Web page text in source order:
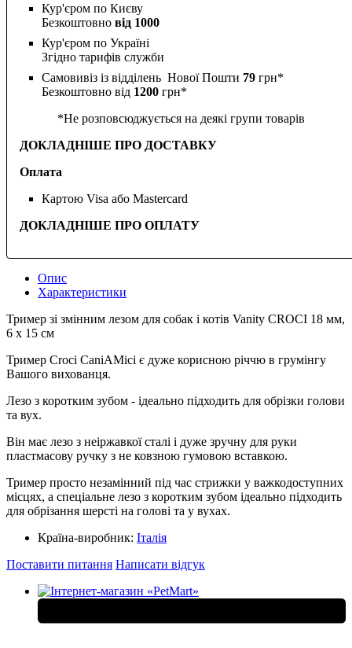
Кур'єром по Києву
Безкоштовно від 1000
Кур'єром по Україні
Згідно тарифів служби
Самовивіз із відділень Нової Пошти 79 грн*
Безкоштовно від 1200 грн*
*Не розповсюджується на деякі групи товарів
ДОКЛАДНІШЕ ПРО ДОСТАВКУ
Оплата
Картою Visa або Mastercard
ДОКЛАДНІШЕ ПРО ОПЛАТУ
Опис
Характеристики
Тример зі змінним лезом для собак і котів Vanity CROCI 18 мм,
6 х 15 см
Тример Croci CaniAMici є дуже корисною річчю в грумінгу
Вашого вихованця.
Лезо з коротким зубом - ідеально підходить для обрізки голови
та вух.
Він має лезо з неіржавкої сталі і дуже зручну для руки
пластмасову ручку з не ковзною гумовою вставкою.
Тример просто незамінний під час стрижки у важкодоступних
місцях, а спеціальне лезо з коротким зубом ідеально підходить
для обрізання шерсті на голові та у вухах.
Країна-виробник: Італія
Поставити питання Написати відгук